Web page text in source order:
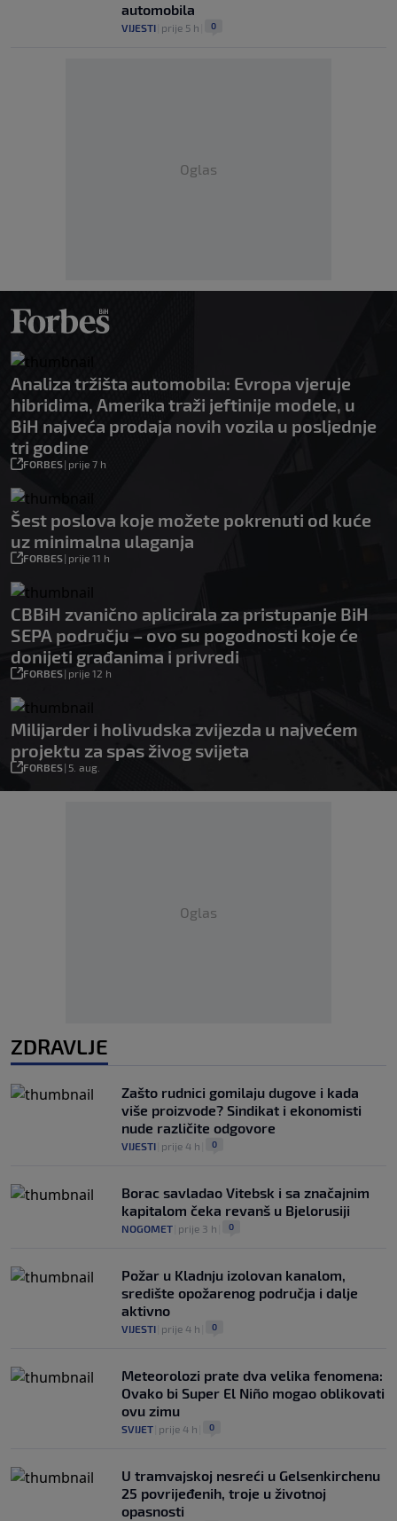
automobila
VIJESTI prije 5 h 0
Oglas
Analiza tržišta automobila: Evropa vjeruje
hibridima, Amerika traži jeftinije modele, u
BiH najveća prodaja novih vozila u posljednje
tri godine
FORBES| prije 7 h
Šest poslova koje možete pokrenuti od kuće
uz minimalna ulaganja
FORBES| prije 11 h
CBBiH zvanično aplicirala za pristupanje BiH
SEPA području – ovo su pogodnosti koje će
donijeti građanima i privredi
FORBES| prije 12 h
Milijarder i holivudska zvijezda u najvećem
projektu za spas živog svijeta
FORBES| 5. aug.
Oglas
ZDRAVLJE
Zašto rudnici gomilaju dugove i kada
više proizvode? Sindikat i ekonomisti
nude različite odgovore
VIJESTI prije 4 h 0
Borac savladao Vitebsk i sa značajnim
kapitalom čeka revanš u Bjelorusiji
NOGOMET prije 3 h 0
Požar u Kladnju izolovan kanalom,
središte opožarenog područja i dalje
aktivno
VIJESTI prije 4 h 0
Meteorolozi prate dva velika fenomena:
Ovako bi Super El Niño mogao oblikovati
ovu zimu
SVIJET prije 4 h 0
U tramvajskoj nesreći u Gelsenkirchenu
25 povrijeđenih, troje u životnoj
opasnosti